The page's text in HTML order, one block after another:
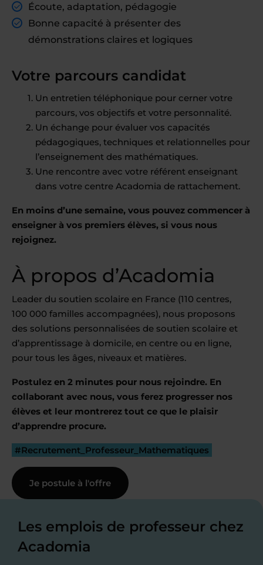
Écoute, adaptation, pédagogie
Bonne capacité à présenter des
démonstrations claires et logiques
Votre parcours candidat
Un entretien téléphonique pour cerner votre
parcours, vos objectifs et votre personnalité.
Un échange pour évaluer vos capacités
pédagogiques, techniques et relationnelles pour
l’enseignement des mathématiques.
Une rencontre avec votre référent enseignant
dans votre centre Acadomia de rattachement.
En moins d’une semaine, vous pouvez commencer à
enseigner à vos premiers élèves, si vous nous
rejoignez.
À propos d’Acadomia
Leader du soutien scolaire en France (110 centres,
100 000 familles accompagnées), nous proposons
des solutions personnalisées de soutien scolaire et
d’apprentissage à domicile, en centre ou en ligne,
pour tous les âges, niveaux et matières.
Postulez en 2 minutes pour nous rejoindre. En
collaborant avec nous, vous ferez progresser nos
élèves et leur montrerez tout ce que le plaisir
d’apprendre procure.
#Recrutement_Professeur_Mathematiques
Je postule à l'offre
Les emplois de professeur chez
Acadomia